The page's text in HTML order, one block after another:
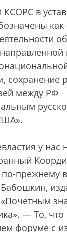
в
сохранение
между РФ
у нас
по-прежнему
— То,
форуме с